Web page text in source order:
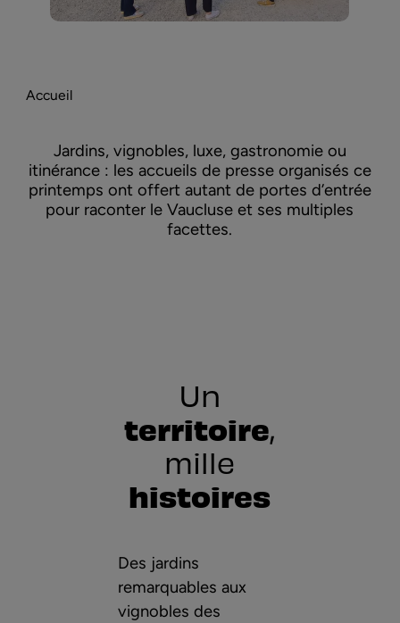
Accueil
Jardins, vignobles, luxe, gastronomie ou
itinérance : les accueils de presse organisés ce
printemps ont offert autant de portes d’entrée
pour raconter le Vaucluse et ses multiples
facettes.
Un
territoire,
mille
histoires
Des jardins
remarquables aux
vignobles des